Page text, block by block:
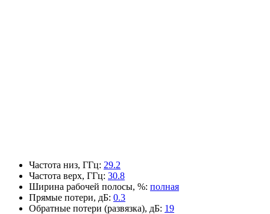
Частота низ, ГГц: 29.2
Частота верх, ГГц: 30.8
Ширина рабочей полосы, %: полная
Прямые потери, дБ: 0.3
Обратные потери (развязка), дБ: 19